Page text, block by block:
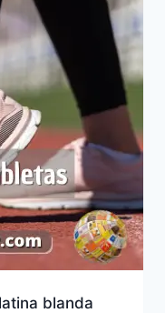
blanda